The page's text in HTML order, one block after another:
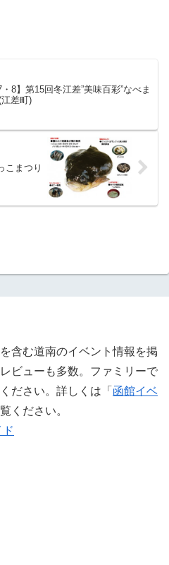
・8】第15回冬江差”美味百彩”なべま
差町)
こまつり
含む道南のイベント情報を掲
ビューも多数。ファミリーで
ださい。詳しくは「 函館イベ
ください。